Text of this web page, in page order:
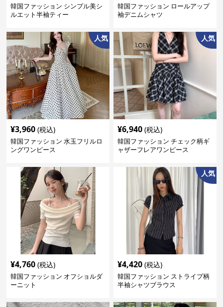
韓国ファッション シンプル美シ
ルエット半袖ティー
韓国ファッション ロールアップ
袖デニムシャツ
人気
¥3,960 (税込)
韓国ファッション 水玉フリルロ
ングワンピース
人気
¥6,940 (税込)
韓国ファッション チェック柄ギ
ャザーフレアワンピース
¥4,760 (税込)
韓国ファッション オフショルダ
ーニット
人気
¥4,420 (税込)
韓国ファッション ストライプ柄
半袖シャツブラウス